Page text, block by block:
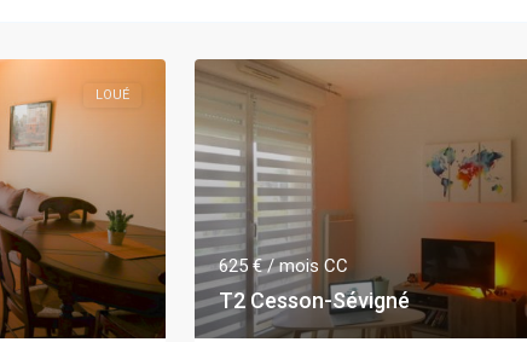
LOUÉ
625 €/ mois CC
T2 Cesson-Sévigné